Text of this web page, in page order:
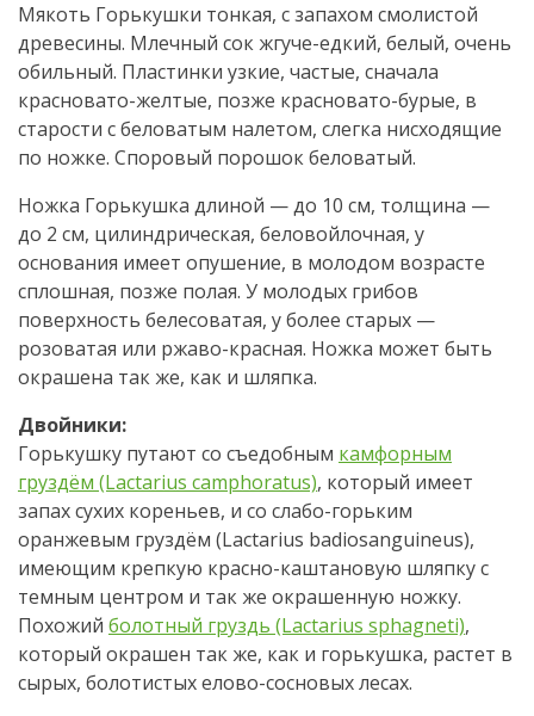
Мякоть Горькушки тонкая, с запахом смолистой
древесины. Млечный сок жгуче-едкий, белый, очень
обильный. Пластинки узкие, частые, сначала
красновато-желтые, позже красновато-бурые, в
старости с беловатым налетом, слегка нисходящие
по ножке. Споровый порошок беловатый.
Ножка Горькушка длиной — до 10 см, толщина —
до 2 см, цилиндрическая, беловойлочная, у
основания имеет опушение, в молодом возрасте
сплошная, позже полая. У молодых грибов
поверхность белесоватая, у более старых —
розоватая или ржаво-красная. Ножка может быть
окрашена так же, как и шляпка.
Двойники:
Горькушку путают со съедобным камфорным
груздём (Lactarius camphoratus), который имеет
запах сухих кореньев, и со слабо-горьким
оранжевым груздём (Lactarius badiosanguineus),
имеющим крепкую красно-каштановую шляпку с
темным центром и так же окрашенную ножку.
Похожий болотный груздь (Lactarius sphagneti),
который окрашен так же, как и горькушка, растет в
сырых, болотистых елово-сосновых лесах.